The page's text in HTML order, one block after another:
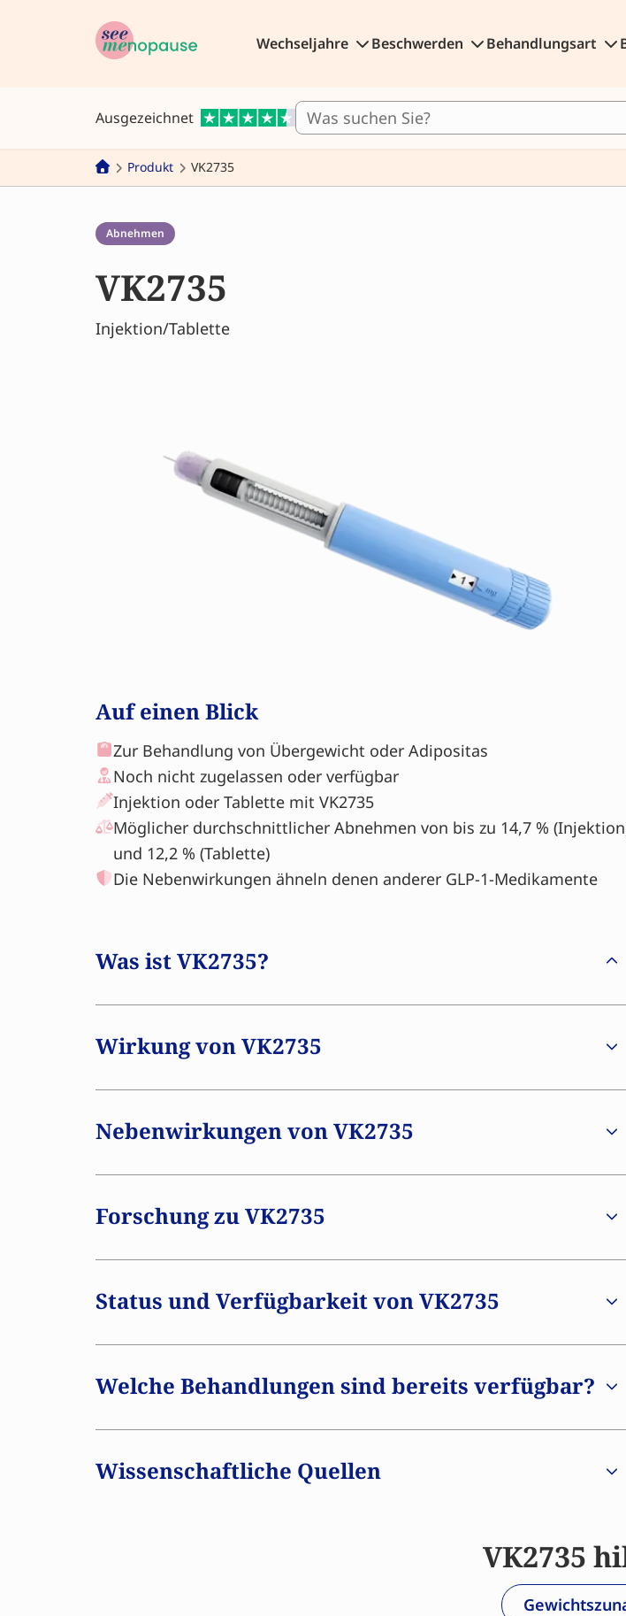
Wechseljahre Beschwerden Behandlungsart
Ausgezeichnet
Produkt VK2735
Abnehmen
VK2735
Injektion/Tablette
Auf einen Blick
Zur Behandlung von Übergewicht oder Adipositas
Noch nicht zugelassen oder verfügbar
Injektion oder Tablette mit VK2735
Möglicher durchschnittlicher Abnehmen von bis zu 14,7 %
und 12,2 % (Tablette)
Die Nebenwirkungen ähneln denen anderer GLP-1-Medikamente
Was ist VK2735?
und Übergewicht untersucht wird. Das Medikament wirkt sowohl auf
den GLP-1- als auch auf den GIP-Rezeptor. Diese körpereigenen
Hormone spielen eine Rolle bei Appetit, Sättigung sowie der
Verarbeitung von Zucker und Energie. Das Mittel wird in zwei Formen
entwickelt: als Injektion und als Tablette. Letzteres könnte von
der Europäischen Union noch nicht zugelassen oder verfügbar. Sobald
Wirkung von VK2735
Nebenwirkungen von VK2735
Forschung zu VK2735
Status und Verfügbarkeit von VK2735
Welche Behandlungen sind bereits verfügbar?
Wissenschaftliche Quellen
VK2735